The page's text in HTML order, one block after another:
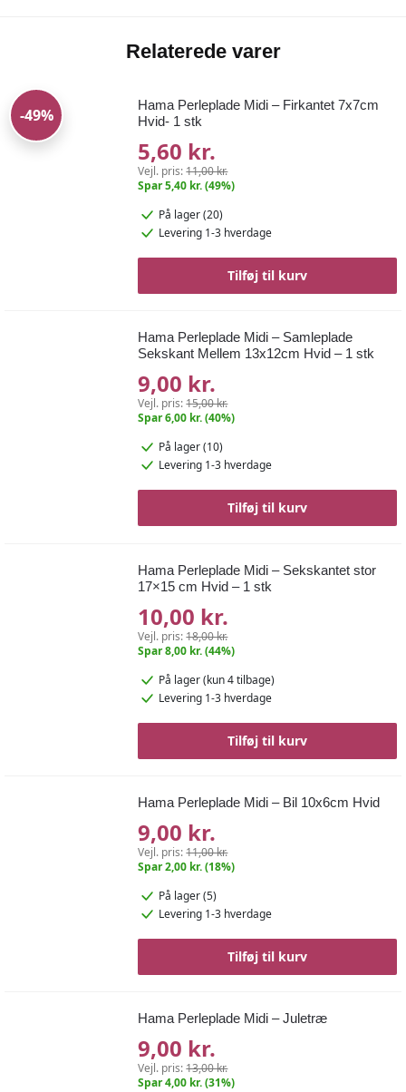
Relaterede varer
-49%
Hama Perleplade Midi – Firkantet 7x7cm
Hvid- 1 stk
5,60 kr.
Vejl. pris:11,00 kr.
Spar 5,40 kr. (49%)
På lager (20)
Levering 1-3 hverdage
Tilføj til kurv
Hama Perleplade Midi – Samleplade
Sekskant Mellem 13x12cm Hvid – 1 stk
9,00 kr.
Vejl. pris:15,00 kr.
Spar 6,00 kr. (40%)
På lager (10)
Levering 1-3 hverdage
Tilføj til kurv
Hama Perleplade Midi – Sekskantet stor
17×15 cm Hvid – 1 stk
10,00 kr.
Vejl. pris:18,00 kr.
Spar 8,00 kr. (44%)
På lager(kun 4 tilbage)
Levering 1-3 hverdage
Tilføj til kurv
Hama Perleplade Midi – Bil 10x6cm Hvid
9,00 kr.
Vejl. pris:11,00 kr.
Spar 2,00 kr. (18%)
På lager (5)
Levering 1-3 hverdage
Tilføj til kurv
Hama Perleplade Midi – Juletræ
9,00 kr.
Vejl. pris:13,00 kr.
Spar 4,00 kr. (31%)